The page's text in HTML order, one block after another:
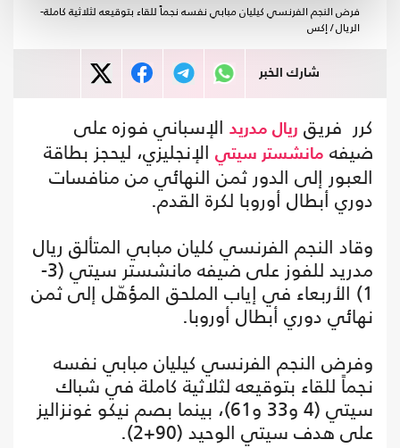
فرض النجم الفرنسي كيليان مبابي نفسه نجماً للقاء بتوقيعه لثلاثية كاملة-
الريال / إكس
شارك الخبر
كرر فريق ريال مدريد الإسباني فوزه على
ضيفه مانشستر سيتي الإنجليزي، ليحجز بطاقة
العبور إلى الدور ثمن النهائي من منافسات
دوري أبطال أوروبا لكرة القدم.
وقاد النجم الفرنسي كليان مبابي المتألق ريال
مدريد للفوز على ضيفه مانشستر سيتي (3-
1) الأربعاء في إياب الملحق المؤهّل إلى ثمن
نهائي دوري أبطال أوروبا.
وفرض النجم الفرنسي كيليان مبابي نفسه
نجماً للقاء بتوقيعه لثلاثية كاملة في شباك
سيتي (4 و33 و61)، بينما بصم نيكو غونزاليز
على هدف سيتي الوحيد (90+2).